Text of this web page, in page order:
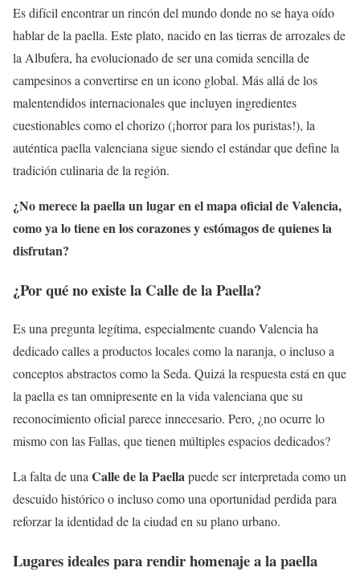
Es difícil encontrar un rincón del mundo donde no se haya oído
hablar de la paella. Este plato, nacido en las tierras de arrozales de
la Albufera, ha evolucionado de ser una comida sencilla de
campesinos a convertirse en un icono global. Más allá de los
malentendidos internacionales que incluyen ingredientes
cuestionables como el chorizo (¡horror para los puristas!), la
auténtica paella valenciana sigue siendo el estándar que define la
tradición culinaria de la región.
¿No merece la paella un lugar en el mapa oficial de Valencia,
como ya lo tiene en los corazones y estómagos de quienes la
disfrutan?
¿Por qué no existe la Calle de la Paella?
Es una pregunta legítima, especialmente cuando Valencia ha
dedicado calles a productos locales como la naranja, o incluso a
conceptos abstractos como la Seda. Quizá la respuesta está en que
la paella es tan omnipresente en la vida valenciana que su
reconocimiento oficial parece innecesario. Pero, ¿no ocurre lo
mismo con las Fallas, que tienen múltiples espacios dedicados?
La falta de unaCalle de la Paellapuede ser interpretada como un
descuido histórico o incluso como una oportunidad perdida para
reforzar la identidad de la ciudad en su plano urbano.
Lugares ideales para rendir homenaje a la paella